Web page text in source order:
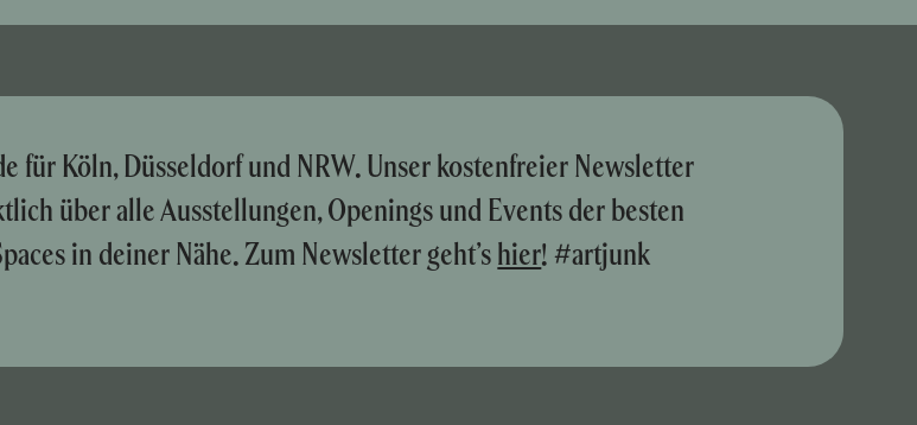
für Köln, Düsseldorf und NRW. Unser kostenfreier Newsletter
über alle Ausstellungen, Openings und Events der besten
in deiner Nähe. Zum Newsletter geht’shier! #artjunk